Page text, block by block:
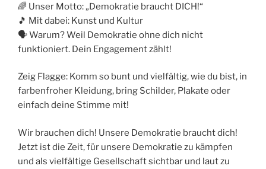
🌈 Unser Motto: „Demokratie braucht DICH!“
🎵 Mit dabei: Kunst und Kultur
🗣️ Warum? Weil Demokratie ohne dich nicht
funktioniert. Dein Engagement zählt!
Zeig Flagge: Komm so bunt und vielfältig, wie du bist, in
farbenfroher Kleidung, bring Schilder, Plakate oder
einfach deine Stimme mit!
Wir brauchen dich! Unsere Demokratie braucht dich!
Jetzt ist die Zeit, für unsere Demokratie zu kämpfen
und als vielfältige Gesellschaft sichtbar und laut zu